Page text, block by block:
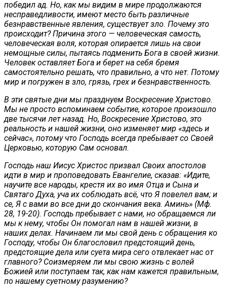
победил ад. Но, как мы видим в мире продолжаются
несправедливости, имеют место быть различные
безнравственные явления, существует зло. Почему это
происходит? Причина этого — человеческая самость,
человеческая воля, которая опирается лишь на свои
немощные силы, пытаясь подменить Бога в своей жизни.
Человек оставляет Бога и берет на себя бремя
самостоятельно решать, что правильно, а что нет. Потому
мир и погружен в зло, грязь, грех и безнравственность.
В эти святые дни мы празднуем Воскресение Христово.
Мы не просто вспоминаем событие, которое произошло
две тысячи лет назад. Но, Воскресение Христово, это
реальность и нашей жизни, оно изменяет мир «здесь и
сейчас», потому что Господь всегда пребывает со Своей
Церковью, которую Сам основал.
Господь наш Иисус Христос призвал Своих апостолов
идти в мир и проповедовать Евангелие, сказав: «Идите,
научите все народы, крестя их во имя Отца и Сына и
Святаго Духа, уча их соблюдать всё, что Я повелел вам; и
се, Я с вами во все дни до скончания века. Аминь» (Мф.
28, 19-20). Господь пребывает с нами, но обращаемся ли
мы к нему, чтобы Он помогал нам в нашей жизни, в
наших делах. Начинаем ли мы свой день с обращения ко
Господу, чтобы Он благословил предстоящий день,
предстоящие дела или суета мира сего отвлекает нас от
главного? Соизмеряем ли мы свою жизнь с волей
Божией или поступаем так, как нам кажется правильным,
по нашему суетному разумению?